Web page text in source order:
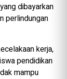
dibayarkan
perlindungan
kerja,
pendidikan
mampu